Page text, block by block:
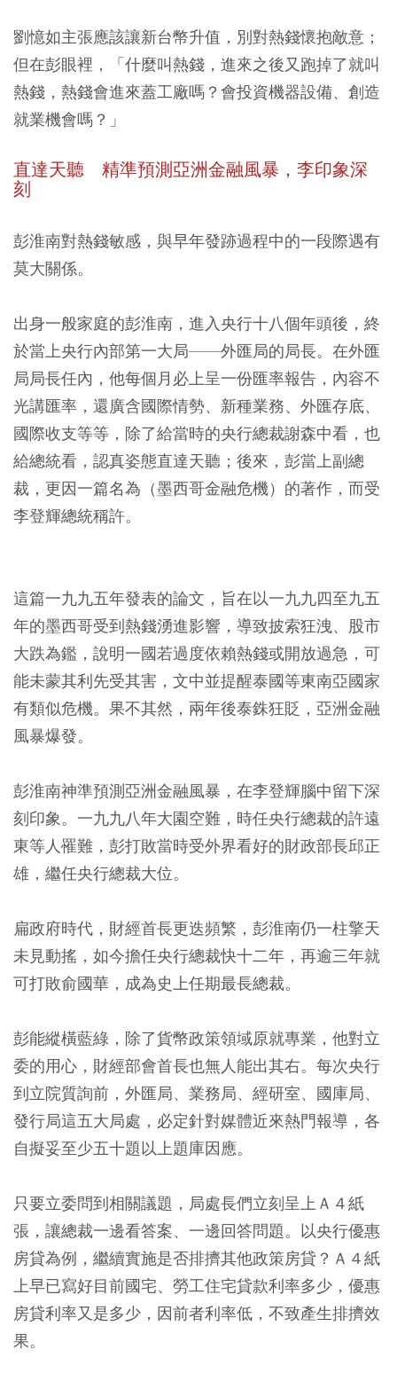
劉憶如主張應該讓新台幣升值，別對熱錢懷抱敵意；
但在彭眼裡，「什麼叫熱錢，進來之後又跑掉了就叫
熱錢，熱錢會進來蓋工廠嗎？會投資機器設備、創造
就業機會嗎？」
直達天聽 精準預測亞洲金融風暴，李印象深
刻
彭淮南對熱錢敏感，與早年發跡過程中的一段際遇有
莫大關係。
出身一般家庭的彭淮南，進入央行十八個年頭後，終
於當上央行內部第一大局——外匯局的局長。在外匯
局局長任內，他每個月必上呈一份匯率報告，內容不
光講匯率，還廣含國際情勢、新種業務、外匯存底、
國際收支等等，除了給當時的央行總裁謝森中看，也
給總統看，認真姿態直達天聽；後來，彭當上副總
裁，更因一篇名為（墨西哥金融危機）的著作，而受
李登輝總統稱許。
這篇一九九五年發表的論文，旨在以一九九四至九五
年的墨西哥受到熱錢湧進影響，導致披索狂洩、股市
大跌為鑑，說明一國若過度依賴熱錢或開放過急，可
能未蒙其利先受其害，文中並提醒泰國等東南亞國家
有類似危機。果不其然，兩年後泰銖狂貶，亞洲金融
風暴爆發。
彭淮南神準預測亞洲金融風暴，在李登輝腦中留下深
刻印象。一九九八年大園空難，時任央行總裁的許遠
東等人罹難，彭打敗當時受外界看好的財政部長邱正
雄，繼任央行總裁大位。
扁政府時代，財經首長更迭頻繁，彭淮南仍一柱擎天
未見動搖，如今擔任央行總裁快十二年，再逾三年就
可打敗俞國華，成為史上任期最長總裁。
彭能縱橫藍綠，除了貨幣政策領域原就專業，他對立
委的用心，財經部會首長也無人能出其右。每次央行
到立院質詢前，外匯局、業務局、經研室、國庫局、
發行局這五大局處，必定針對媒體近來熱門報導，各
自擬妥至少五十題以上題庫因應。
只要立委問到相關議題，局處長們立刻呈上Ａ４紙
張，讓總裁一邊看答案、一邊回答問題。以央行優惠
房貸為例，繼續實施是否排擠其他政策房貸？Ａ４紙
上早已寫好目前國宅、勞工住宅貸款利率多少，優惠
房貸利率又是多少，因前者利率低，不致產生排擠效
果。